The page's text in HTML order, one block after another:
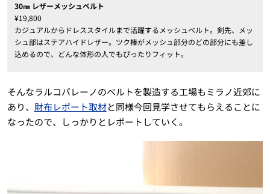
30㎜ レザーメッシュベルト
¥19,800
カジュアルからドレススタイルまで活躍するメッシュベルト。剣先、メッ
シュ部はステアハイドレザー。ツク棒がメッシュ部分のどの部分にも差し
込めるので、どんな体形の人でもぴったりフィット。
そんなラルコバレーノのベルトを製造する工場もミラノ近郊に
あり、 財布レポート取材と同様今回見学させてもらえることに
なったので、しっかりとレポートしていく。